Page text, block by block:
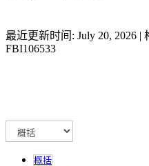
最近更新时间: July 20, 2026 |
FBI106533
概括